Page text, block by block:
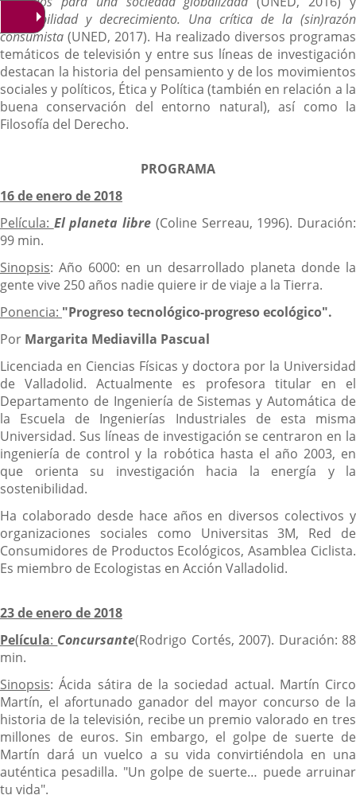
Sostenibilidad y decrecimiento. Una crítica de la (sin)razón
consumista (UNED, 2017). Ha realizado diversos programas
temáticos de televisión y entre sus líneas de investigación
destacan la historia del pensamiento y de los movimientos
sociales y políticos, Ética y Política (también en relación a la
buena conservación del entorno natural), así como la
Filosofía del Derecho.
PROGRAMA
16 de enero de 2018
Película: El planeta libre (Coline Serreau, 1996). Duración:
99 min.
Sinopsis: Año 6000: en un desarrollado planeta donde la
gente vive 250 años nadie quiere ir de viaje a la Tierra.
Ponencia: "Progreso tecnológico-progreso ecológico".
Por Margarita Mediavilla Pascual
Licenciada en Ciencias Físicas y doctora por la Universidad
de Valladolid. Actualmente es profesora titular en el
Departamento de Ingeniería de Sistemas y Automática de
la Escuela de Ingenierías Industriales de esta misma
Universidad. Sus líneas de investigación se centraron en la
ingeniería de control y la robótica hasta el año 2003, en
que orienta su investigación hacia la energía y la
sostenibilidad.
Ha colaborado desde hace años en diversos colectivos y
organizaciones sociales como Universitas 3M, Red de
Consumidores de Productos Ecológicos, Asamblea Ciclista.
Es miembro de Ecologistas en Acción Valladolid.
23 de enero de 2018
Película: Concursante(Rodrigo Cortés, 2007). Duración: 88
min.
Sinopsis: Ácida sátira de la sociedad actual. Martín Circo
Martín, el afortunado ganador del mayor concurso de la
historia de la televisión, recibe un premio valorado en tres
millones de euros. Sin embargo, el golpe de suerte de
Martín dará un vuelco a su vida convirtiéndola en una
auténtica pesadilla. "Un golpe de suerte… puede arruinar
tu vida".